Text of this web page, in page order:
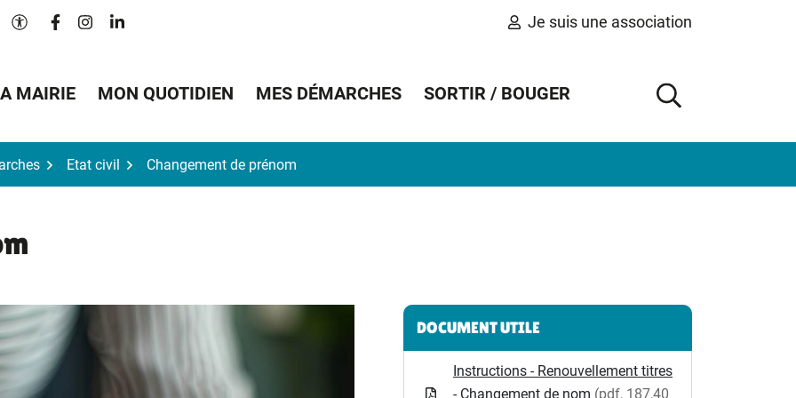
Paramètres d'accessibilité
Lien vers le compte Facebook
Lien vers le compte Instagram
Lien vers le compte Linkedin Je suis une association
MAIRIE MON QUOTIDIEN MES DÉMARCHES SORTIR / BOUGER
AFFICHER
Etat civil Changement de prénom
Informations complémentaires
DOCUMENT UTILE
Instructions - Renouvellement titres
- Changement de nom (pdf, 187,40